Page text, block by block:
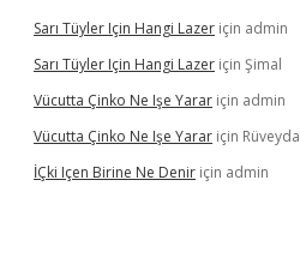
Sarı Tüyler Için Hangi Lazer için admin
Sarı Tüyler Için Hangi Lazer için Şimal
Vücutta Çinko Ne Işe Yarar için admin
Vücutta Çinko Ne Işe Yarar için Rüveyda
İÇki Içen Birine Ne Denir için admin